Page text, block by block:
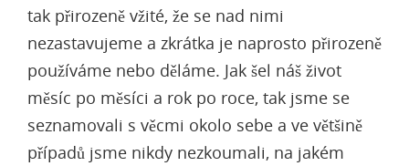
tak přirozeně vžité, že se nad nimi
nezastavujeme a zkrátka je naprosto přirozeně
používáme nebo děláme. Jak šel náš život
měsíc po měsíci a rok po roce, tak jsme se
seznamovali s věcmi okolo sebe a ve většině
případů jsme nikdy nezkoumali, na jakém